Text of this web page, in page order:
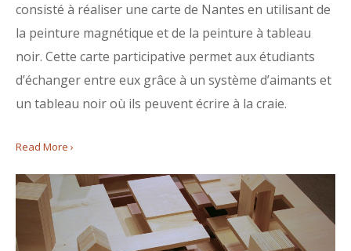
consisté à réaliser une carte de Nantes en utilisant de
la peinture magnétique et de la peinture à tableau
noir. Cette carte participative permet aux étudiants
d’échanger entre eux grâce à un système d’aimants et
un tableau noir où ils peuvent écrire à la craie.
Read More ›